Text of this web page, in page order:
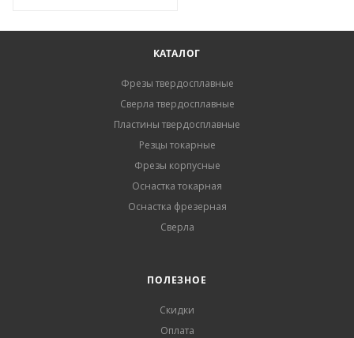
КАТАЛОГ
Фрезы твердосплавные
Сверла твердосплавные
Пластины твердосплавные
Резцы токарные
Фрезы корпусные
Оснастка токарная
Оснастка фрезерная
Сверла
ПОЛЕЗНОЕ
Скидки
Оплата